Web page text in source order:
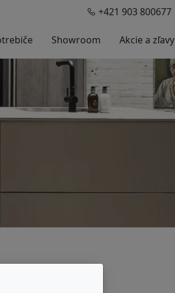
+421 903 800677
Showroom Akcie a zľavy